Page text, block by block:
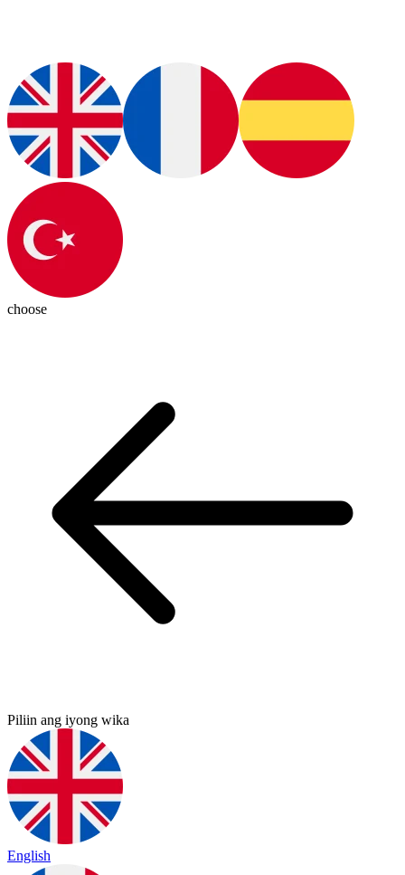
choose
Piliin ang iyong wika
English